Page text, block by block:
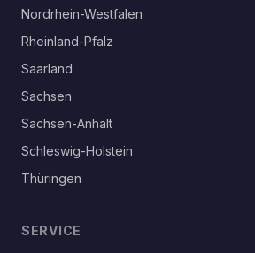
Nordrhein-Westfalen
Rheinland-Pfalz
Saarland
Sachsen
Sachsen-Anhalt
Schleswig-Holstein
Thüringen
SERVICE